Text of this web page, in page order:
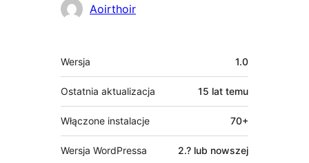
Zaangażowani
Aoirthoir
Meta
Wersja 1.0
Ostatnia aktualizacja 15 lat temu
Włączone instalacje 70+
Wersja WordPressa 2.? lub nowszej